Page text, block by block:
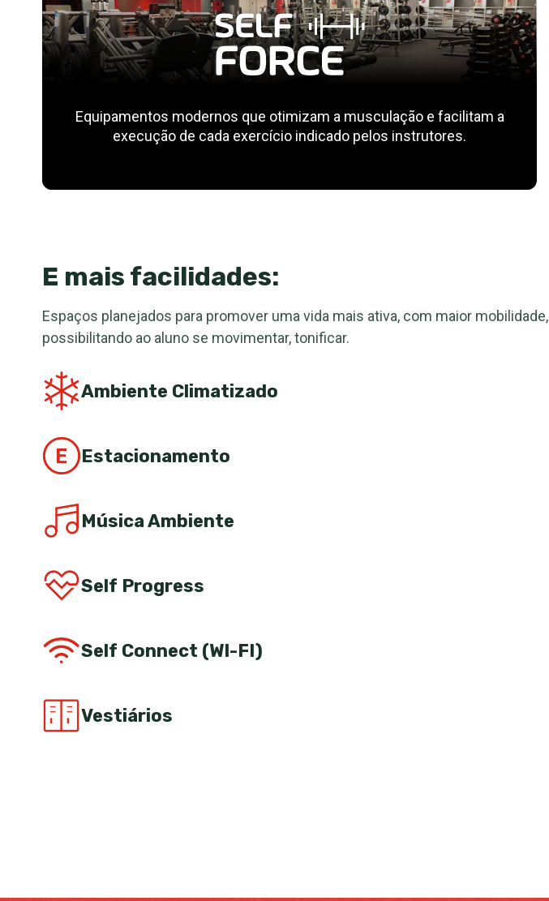
Equipamentos modernos que otimizam a musculação e facilitam a
execução de cada exercício indicado pelos instrutores.
E mais facilidades:
Espaços planejados para promover uma vida mais ativa, com maior mobilidade,
possibilitando ao aluno se movimentar, tonificar.
Ambiente Climatizado
Estacionamento
Música Ambiente
Self Progress
Self Connect (WI-FI)
Vestiários